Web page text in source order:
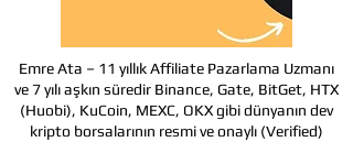
Emre Ata – 11 yıllık Affiliate Pazarlama Uzmanı
ve 7 yılı aşkın süredir Binance, Gate, BitGet, HTX
(Huobi), KuCoin, MEXC, OKX gibi dünyanın dev
kripto borsalarının resmi ve onaylı (Verified)